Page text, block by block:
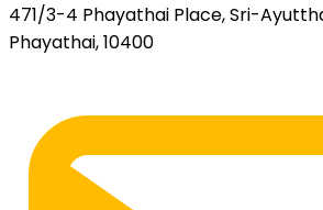
471/3-4 Phayathai Place, Sri-
Phayathai, 10400